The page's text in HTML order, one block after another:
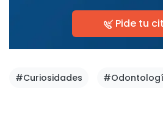
Pide tu
#Curiosidades